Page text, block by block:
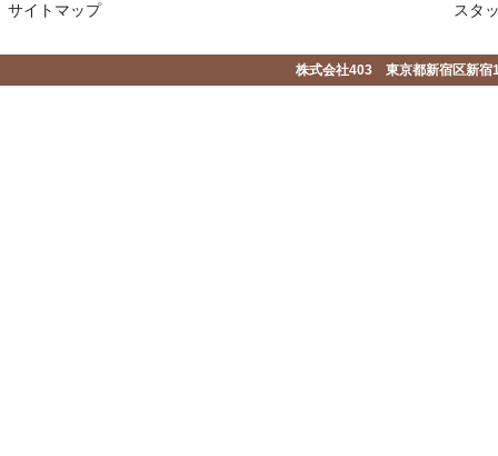
サイトマップ
スタ
株式会社403 東京都新宿区新